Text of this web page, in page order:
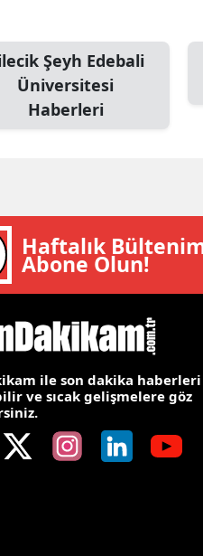
Şeyh Edebali
Üniversitesi
Haberleri
Haftalık
Abone Olun!
ile son dakika haberleri
ve sıcak gelişmelere göz